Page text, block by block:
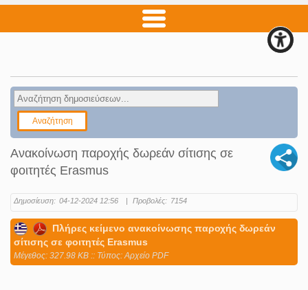
Ανακοίνωση παροχής δωρεάν σίτισης σε
φοιτητές Erasmus
Δημοσίευση: 04-12-2024 12:56 | Προβολές: 7154
Πλήρες κείμενο ανακοίνωσης παροχής δωρεάν
σίτισης σε φοιτητές Erasmus
Mέγεθος: 327.98 KB :: Τύπος: Αρχείο PDF